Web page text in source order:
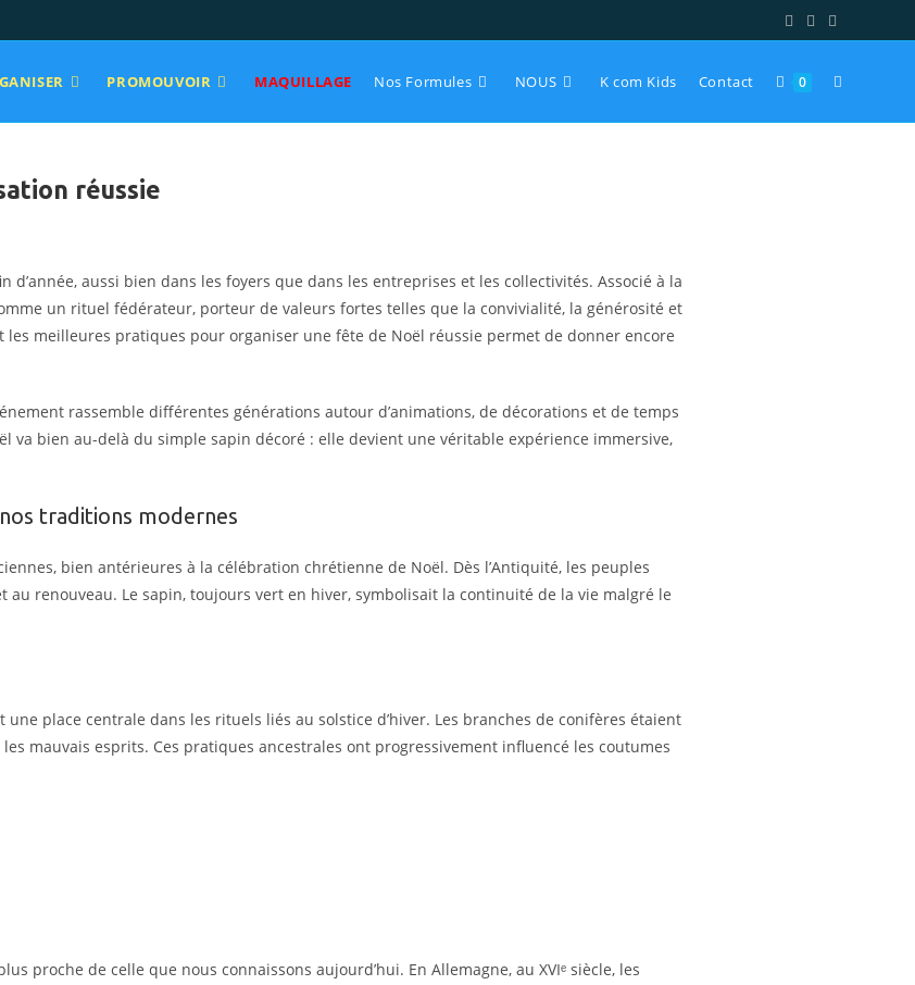
PROMOUVOIR MAQUILLAGE Nos Formules NOUS K com Kids Contact 0
réussie
d’année, aussi bien dans les foyers que dans les entreprises et les collectivités. Associé à la
un rituel fédérateur, porteur de valeurs fortes telles que la convivialité, la générosité et
les meilleures pratiques pour organiser une fête de Noël réussie permet de donner encore
rassemble différentes générations autour d’animations, de décorations et de temps
va bien au-delà du simple sapin décoré : elle devient une véritable expérience immersive,
traditions modernes
bien antérieures à la célébration chrétienne de Noël. Dès l’Antiquité, les peuples
renouveau. Le sapin, toujours vert en hiver, symbolisait la continuité de la vie malgré le
place centrale dans les rituels liés au solstice d’hiver. Les branches de conifères étaient
mauvais esprits. Ces pratiques ancestrales ont progressivement influencé les coutumes
proche de celle que nous connaissons aujourd’hui. En Allemagne, au XVIᵉ siècle, les